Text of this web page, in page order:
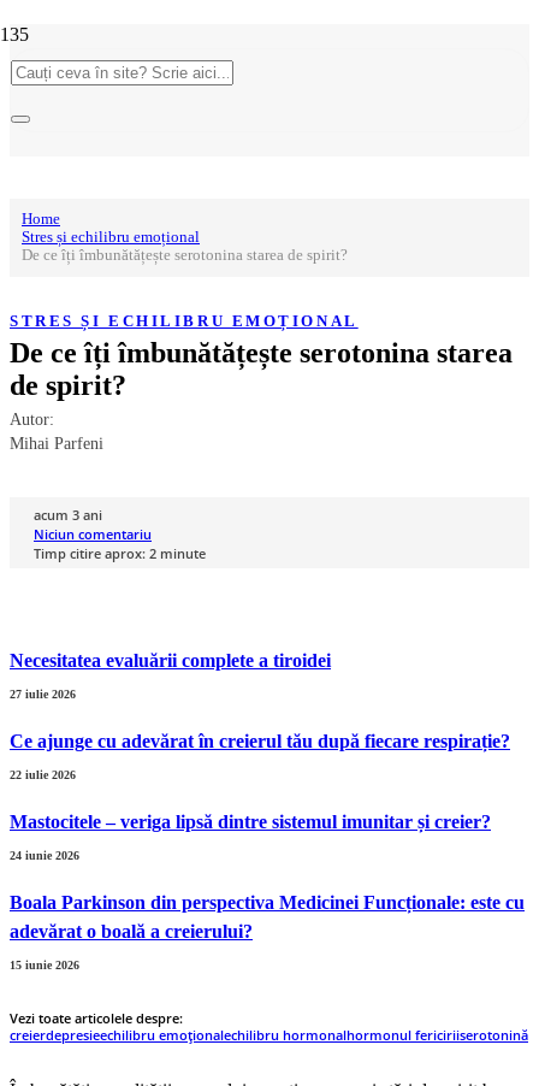
Home
Stres și echilibru emoțional
De ce îți îmbunătățește serotonina starea de spirit?
STRES ȘI ECHILIBRU EMOȚIONAL
De ce îți îmbunătățește serotonina starea
de spirit?
Autor:
Mihai Parfeni
acum 3 ani
Niciun comentariu
Timp citire aprox: 2 minute
Necesitatea evaluării complete a tiroidei
27 iulie 2026
Ce ajunge cu adevărat în creierul tău după fiecare respirație?
22 iulie 2026
Mastocitele – veriga lipsă dintre sistemul imunitar și creier?
24 iunie 2026
Boala Parkinson din perspectiva Medicinei Funcționale: este cu
adevărat o boală a creierului?
15 iunie 2026
Vezi toate articolele despre:
creierdepresieechilibru emoționalechilibru hormonalhormonul fericiriiserotonină